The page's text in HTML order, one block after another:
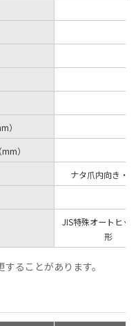
）
）
ナタ爪内向き・
JIS特殊オートヒッ
形
ることがあります。